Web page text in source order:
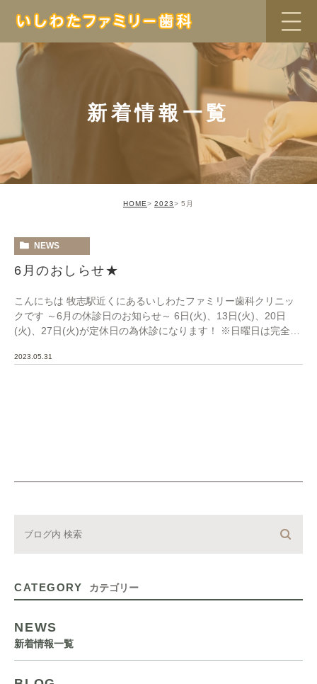
新着情報一覧
HOME 2023 5月
NEWS
6月のおしらせ★
こんにちは 牧志駅近くにあるいしわたファミリー歯科クリニッ
クです ～6月の休診日のお知らせ～ 6日(火)、13日(火)、20日
(火)、27日(火)が定休日の為休診になります！ ※日曜日は完全予
2023.05.31
CATEGORY カテゴリー
NEWS
新着情報一覧